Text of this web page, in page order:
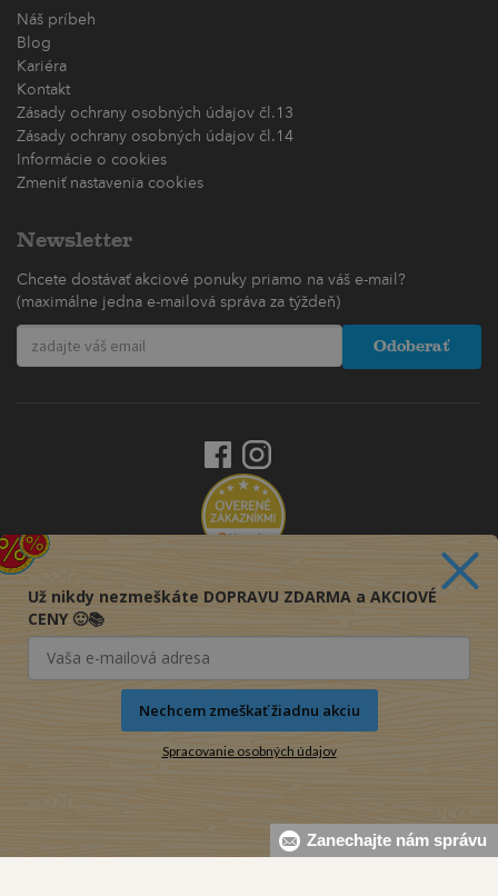
Náš príbeh
Blog
Kariéra
Kontakt
Zásady ochrany osobných údajov čl.13
Zásady ochrany osobných údajov čl.14
Informácie o cookies
Zmeniť nastavenia cookies
Newsletter
Chcete dostávať akciové ponuky priamo na váš e-mail?
(maximálne jedna e-mailová správa za týždeň)
Odoberať
Zanechajte nám správu
Už nikdy nezmeškáte DOPRAVU ZDARMA a AKCIOVÉ
CENY 🙂📚
Nechcem zmeškať žiadnu akciu
Spracovanie osobných údajov